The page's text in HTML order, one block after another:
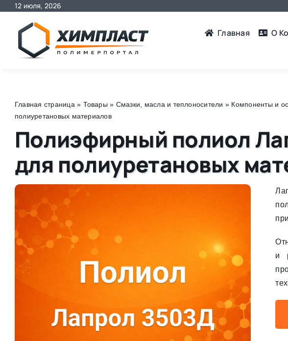
Skip
content
12 июля, 2026
Главная О
Главная страница » Товары » Смазки, масла и теплоносители » Компоненты и
полиуретановых материалов
Полиэфирный полиол
для полиуретановых
и